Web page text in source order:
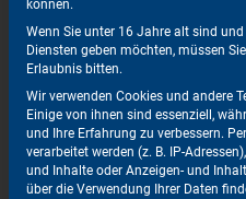
BLACKMAGIC DESIGN 12G-
können.
Wenn Sie unter 16 Jahre alt sind
Diensten geben möchten, müssen
Erlaubnis bitten.
Wir verwenden Cookies und andere
Einige von ihnen sind essenziell,
und Ihre Erfahrung zu verbessern.
verarbeitet werden (z. B. IP-
und Inhalte oder Anzeigen- und
über die Verwendung Ihrer Daten